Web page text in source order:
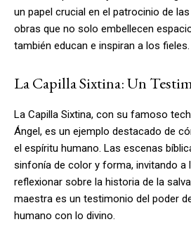
un papel crucial en el patrocinio de
obras que no solo embellecen
también educan e inspiran a los fieles.
La Capilla Sixtina: Un
La Capilla Sixtina, con su famoso
Ángel, es un ejemplo destacado de
el espíritu humano. Las escenas
sinfonía de color y forma, invitando a
reflexionar sobre la historia de la
maestra es un testimonio del poder
humano con lo divino.